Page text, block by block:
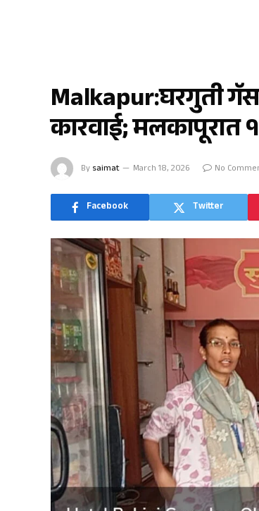
Malkapur:घरगुती
कारवाई; मलकापूरात
By saimat March 18, 2026 No
Facebook Twitter